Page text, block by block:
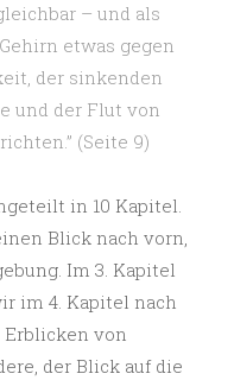
– und als
etwas gegen
der sinkenden
und der Flut von
(Seite 9)
in 10 Kapitel.
Blick nach vorn,
Im 3. Kapitel
im 4. Kapitel nach
Erblicken von
der Blick auf die